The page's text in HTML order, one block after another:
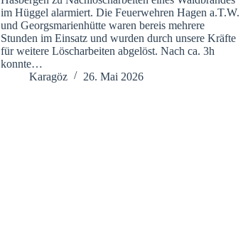
im Hüggel alarmiert. Die Feuerwehren Hagen a.T.W.
und Georgsmarienhütte waren bereis mehrere
Stunden im Einsatz und wurden durch unsere Kräfte
für weitere Löscharbeiten abgelöst. Nach ca. 3h
konnte…
Karagöz
26. Mai 2026